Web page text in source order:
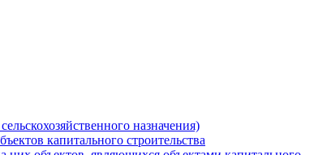
назначения)
капитального строительства